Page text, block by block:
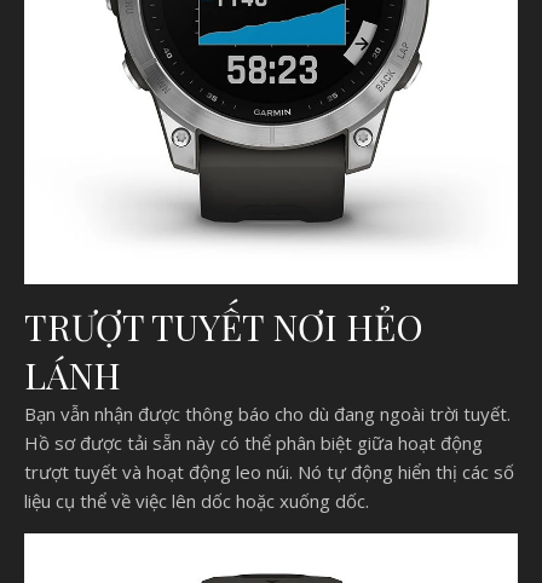
TRƯỢT TUYẾT NƠI HẺO
LÁNH
Bạn vẫn nhận được thông báo cho dù đang ngoài trời tuyết.
Hồ sơ được tải sẵn này có thể phân biệt giữa hoạt động
trượt tuyết và hoạt động leo núi. Nó tự động hiển thị các số
liệu cụ thể về việc lên dốc hoặc xuống dốc.